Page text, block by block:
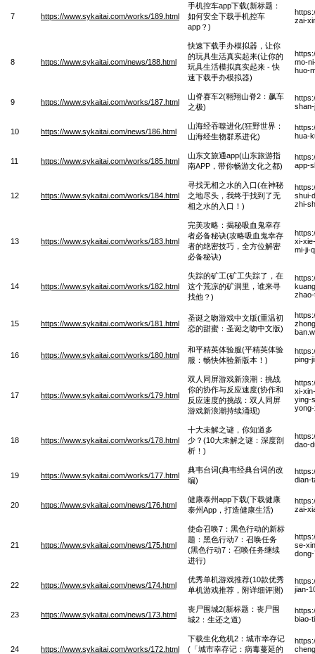
7 https://www.sykaitai.com/works/189.html
手机控车app下载(新标题：
如何安全下载手机控车
app？)
zai-
8 https://www.sykaitai.com/news/188.html
快速下载手办模拟器，让你
的玩具生活真实起来(让你的
玩具生活模拟真实起来 - 快
速下载手办模拟器)
mo-
huo-
9 https://www.sykaitai.com/works/187.html
山脊赛车2(翱翔山脊2：飙车
之极)
10 https://www.sykaitai.com/news/186.html
山海经吞噬进化(狂野世界：
山海经生物群系进化)
hua-
11 https://www.sykaitai.com/works/185.html
山东文旅通app(山东旅游指
南APP，带你畅游文化之都)
app-
12 https://www.sykaitai.com/works/184.html
寻找无相之水的入口(在神秘
之地尽头，我终于找到了无
相之水的入口！)
shui-
zhi-
13 https://www.sykaitai.com/works/183.html
完美攻略：揭秘吸血鬼幸存
者必备秘诀(攻略吸血鬼幸存
者的绝密技巧，全方位解密
必备秘诀)
xi-
mi-ji-
14 https://www.sykaitai.com/works/182.html
失踪的矿工(矿工失踪了，在
这个荒凉的矿洞里，谁来寻
找他？)
15 https://www.sykaitai.com/works/181.html
圣诞之吻游戏中文版(重温初
恋的甜蜜：圣诞之吻中文版)
16 https://www.sykaitai.com/works/180.html
和平精英体验服(平精英体验
服：畅快体验新版本！)
ping-
17 https://www.sykaitai.com/works/179.html
双人同屏游戏新浪潮：挑战
你的协作与反应速度(协作和
反应速度的挑战：双人同屏
游戏新浪潮持续涌现)
xi-
ying-
18 https://www.sykaitai.com/works/178.html
十大未解之谜，你知道多
少？(10大未解之谜：深度剖
析！)
dao-
19 https://www.sykaitai.com/works/177.html
典韦台词(典韦经典台词的改
编)
dian-
20 https://www.sykaitai.com/news/176.html
健康泰州app下载(下载健康
泰州App，打造健康生活)
zai-
21 https://www.sykaitai.com/news/175.html
使命召唤7：黑色行动的新标
题：黑色行动7：召唤任务
(黑色行动7：召唤任务继续
进行)
se-
22 https://www.sykaitai.com/news/174.html
优秀单机游戏推荐(10款优秀
单机游戏推荐，附详细评测)
jian-
23 https://www.sykaitai.com/news/173.html
丧尸围城2(新标题：丧尸围
城2：生还之道)
biao-
24 https://www.sykaitai.com/works/172.html
下载生化危机2：城市幸存记
(「城市幸存记：病毒蔓延的